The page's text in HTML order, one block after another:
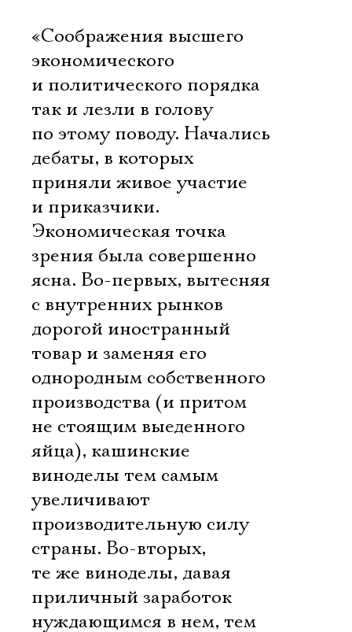
«Соображения высшего
экономического
и политического порядка
так и лезли в голову
по этому поводу. Начались
дебаты, в которых
приняли живое участие
и приказчики.
Экономическая точка
зрения была совершенно
ясна. Во-первых, вытесняя
с внутренних рынков
дорогой иностранный
товар и заменяя его
однородным собственного
производства (и притом
не стоящим выеденного
яйца), кашинские
виноделы тем самым
увеличивают
производительную силу
страны. Во-вторых,
те же виноделы, давая
приличный заработок
нуждающимся в нем, тем